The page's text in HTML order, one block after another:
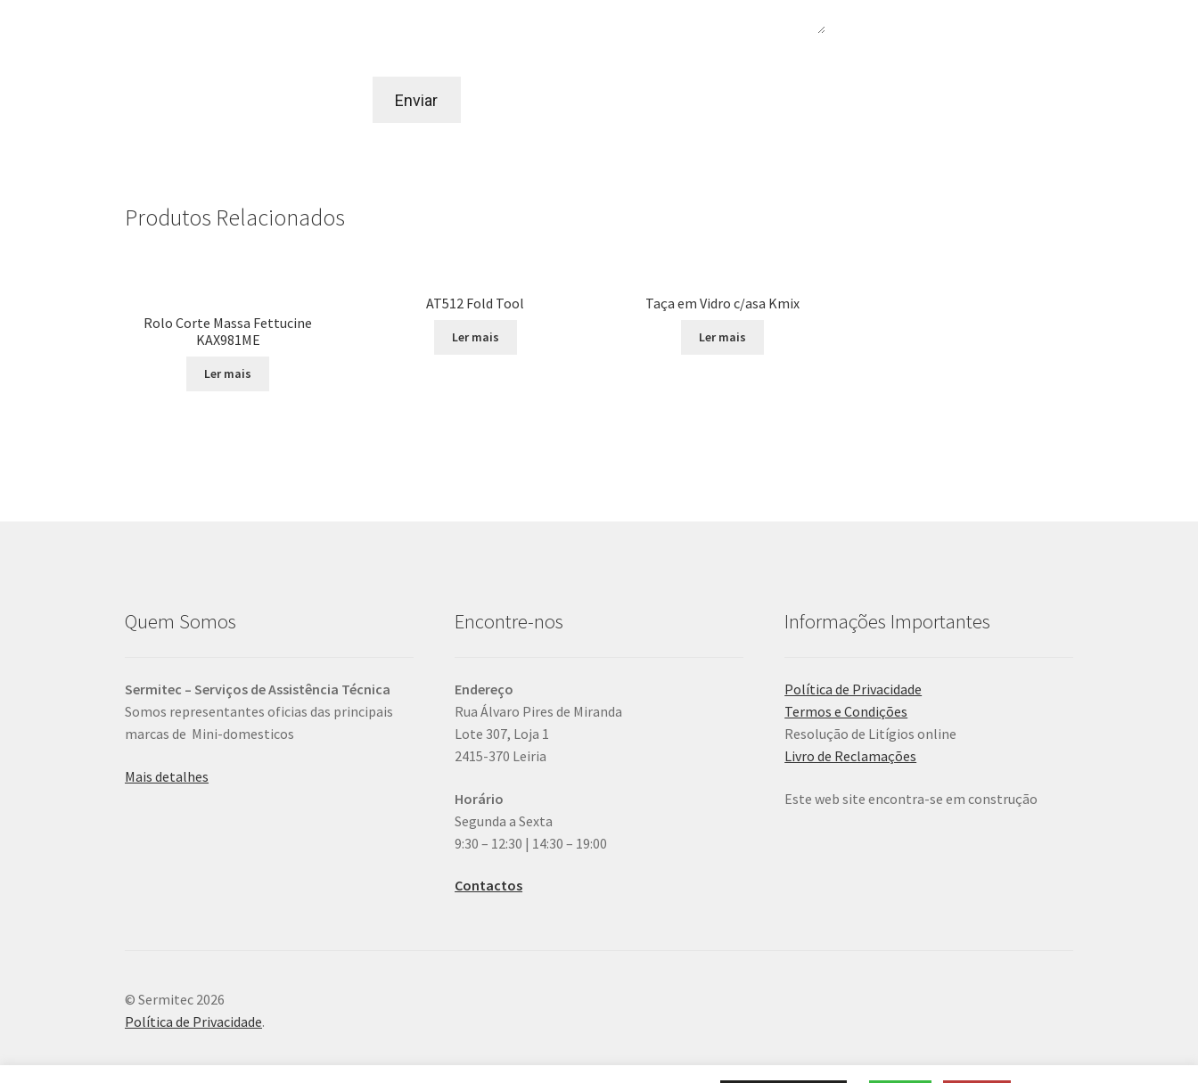
Produtos Relacionados
Rolo Corte Massa Fettucine
KAX981ME
Ler mais
AT512 Fold Tool
Ler mais
Taça em Vidro c/asa Kmix
Ler mais
Quem Somos
Sermitec – Serviços de Assistência Técnica
Somos representantes oficias das principais
marcas de Mini-domesticos
Mais detalhes
Encontre-nos
Endereço
Rua Álvaro Pires de Miranda
Lote 307, Loja 1
2415-370 Leiria
Horário
Segunda a Sexta
9:30 – 12:30 | 14:30 – 19:00
Contactos
Informações Importantes
Política de Privacidade
Termos e Condições
Resolução de Litígios online
Livro de Reclamações
Este web site encontra-se em construção
© Sermitec 2026
Política de Privacidade.